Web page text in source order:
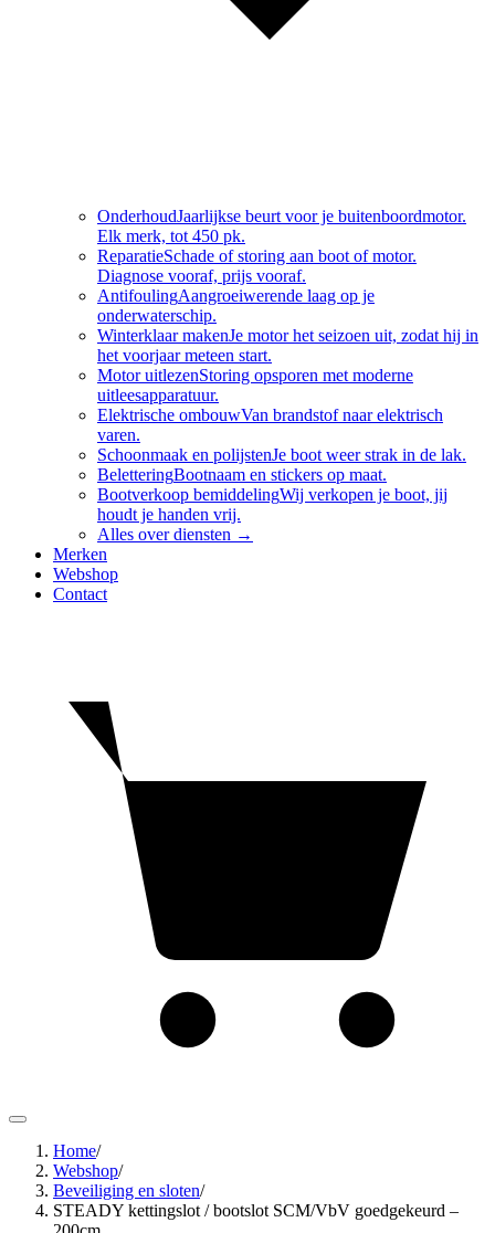
OnderhoudJaarlijkse beurt voor je buitenboordmotor.
Elk merk, tot 450 pk.
ReparatieSchade of storing aan boot of motor.
Diagnose vooraf, prijs vooraf.
AntifoulingAangroeiwerende laag op je
onderwaterschip.
Winterklaar makenJe motor het seizoen uit, zodat hij in
het voorjaar meteen start.
Motor uitlezenStoring opsporen met moderne
uitleesapparatuur.
Elektrische ombouwVan brandstof naar elektrisch
varen.
Schoonmaak en polijstenJe boot weer strak in de lak.
BeletteringBootnaam en stickers op maat.
Bootverkoop bemiddelingWij verkopen je boot, jij
houdt je handen vrij.
Alles overdiensten →
Merken
Webshop
Contact
Home/
Webshop/
Beveiliging en sloten/
STEADY kettingslot / bootslot SCM/VbV goedgekeurd –